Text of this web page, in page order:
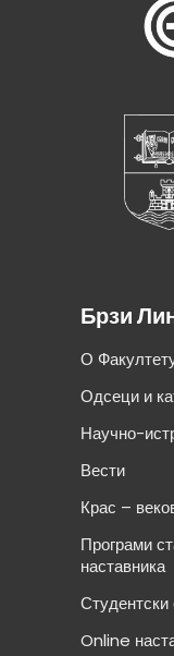
Брзи
О
Одсеци и
Научно-
Вести
Крас –
Програми
наставника
Студентски
Online